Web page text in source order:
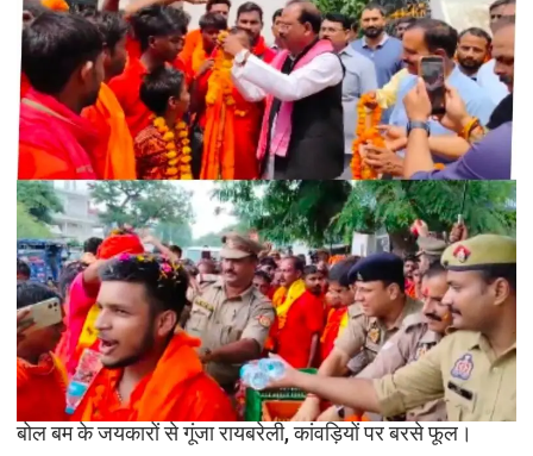
का
सम्मान,
पदाधिकारियों
ने
जताया
आपसी
एकजुटता
का
संकल्प
बोल बम के जयकारों से गूंजा रायबरेली, कांवड़ियों पर बरसे फूल।